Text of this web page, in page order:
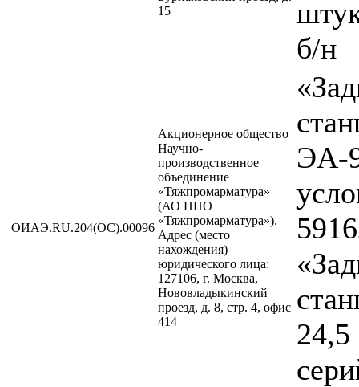
15
б/н
ОИАЭ.RU.204(ОС).00096
Акционерное общество
Научно-
производственное
объединение
«Тяжпромарматура»
(АО НПО
«Тяжпромарматура»).
Адрес (место
нахождения)
юридического лица:
127106, г. Москва,
Нововладыкинский
проезд, д. 8, стр. 4, офис
414
ЭА-